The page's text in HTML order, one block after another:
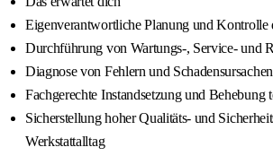
Eigenverantwortliche Planung und Kontrolle
Durchführung von Wartungs-, Service- und
Diagnose von Fehlern und
Fachgerechte Instandsetzung und Behebung
Sicherstellung hoher Qualitäts- und
Werkstattalltag